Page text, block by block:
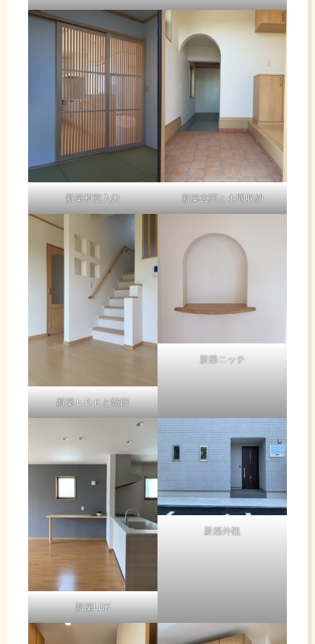
新築和室入口 新築玄関と土間収納
新築ＬＤＫと階段
新築ニッチ
新築LDK
新築外観